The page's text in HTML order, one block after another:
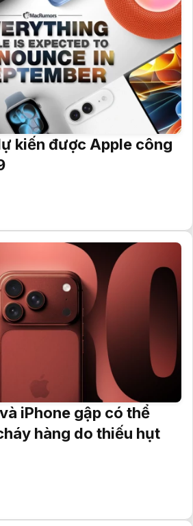
kiến được Apple công
iPhone gập có thể
hàng do thiếu hụt